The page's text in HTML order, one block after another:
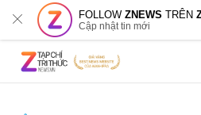
FOLLOWZNEWS TRÊN
Cập nhật tin mới